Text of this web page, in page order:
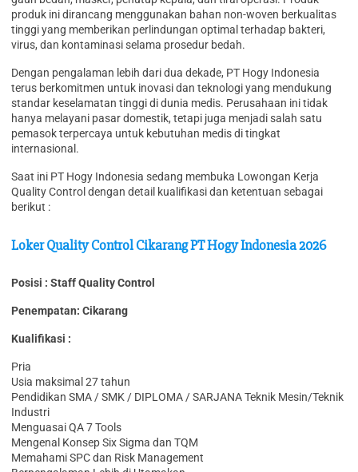
produk ini dirancang menggunakan bahan non-woven berkualitas
tinggi yang memberikan perlindungan optimal terhadap bakteri,
virus, dan kontaminasi selama prosedur bedah.
Dengan pengalaman lebih dari dua dekade, PT Hogy Indonesia
terus berkomitmen untuk inovasi dan teknologi yang mendukung
standar keselamatan tinggi di dunia medis. Perusahaan ini tidak
hanya melayani pasar domestik, tetapi juga menjadi salah satu
pemasok terpercaya untuk kebutuhan medis di tingkat
internasional.
Saat ini PT Hogy Indonesia sedang membuka Lowongan Kerja
Quality Control dengan detail kualifikasi dan ketentuan sebagai
berikut :
Loker Quality Control Cikarang PT Hogy Indonesia 2026
Posisi : Staff Quality Control
Penempatan: Cikarang
Kualifikasi :
Pria
Usia maksimal 27 tahun
Pendidikan SMA / SMK / DIPLOMA / SARJANA Teknik Mesin/Teknik
Industri
Menguasai QA 7 Tools
Mengenal Konsep Six Sigma dan TQM
Memahami SPC dan Risk Management